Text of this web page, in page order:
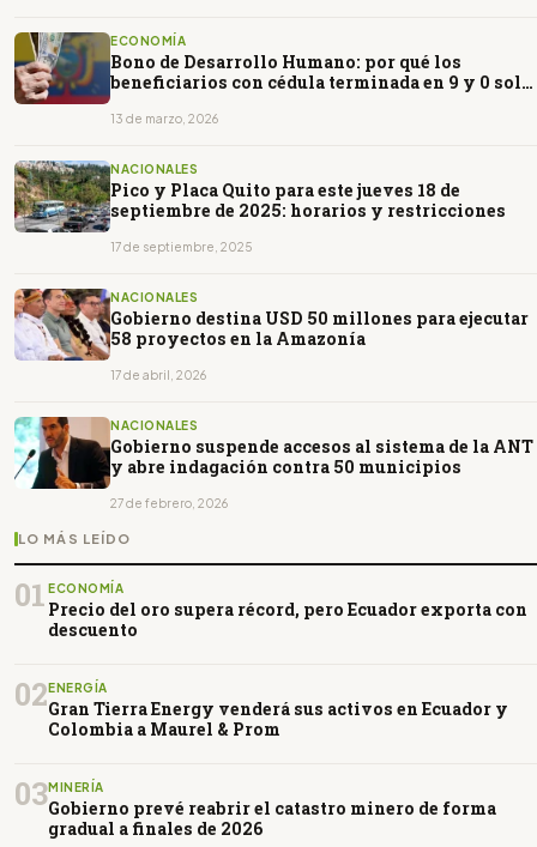
ECONOMÍA
Bono de Desarrollo Humano: por qué los
beneficiarios con cédula terminada en 9 y 0 solo
13 de marzo, 2026
NACIONALES
Pico y Placa Quito para este jueves 18 de
septiembre de 2025: horarios y restricciones
17 de septiembre, 2025
NACIONALES
Gobierno destina USD 50 millones para ejecutar
58 proyectos en la Amazonía
17 de abril, 2026
NACIONALES
Gobierno suspende accesos al sistema de la ANT
y abre indagación contra 50 municipios
27 de febrero, 2026
LO MÁS LEÍDO
01 ECONOMÍA
Precio del oro supera récord, pero Ecuador exporta con
descuento
02 ENERGÍA
Gran Tierra Energy venderá sus activos en Ecuador y
Colombia a Maurel & Prom
03MINERÍA
Gobierno prevé reabrir el catastro minero de forma
gradual a finales de 2026